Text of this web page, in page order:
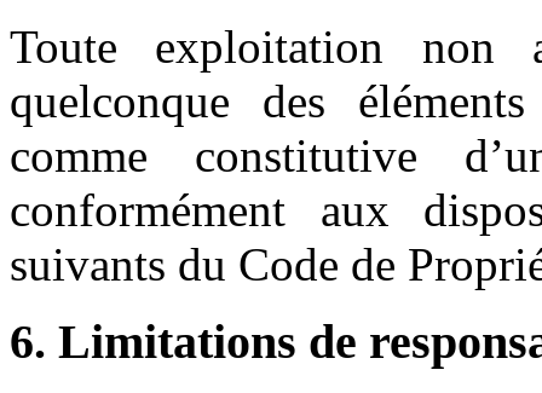
Toute exploitation
quelconque des
comme constitutive
conformément aux
suivants du Code de
6. Limitations de